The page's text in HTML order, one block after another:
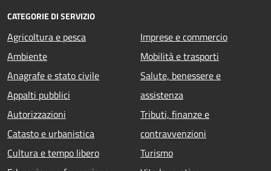
CATEGORIE DI SERVIZIO
Agricoltura e pesca
Ambiente
Anagrafe e stato civile
Appalti pubblici
Autorizzazioni
Catasto e urbanistica
Cultura e tempo libero
Imprese e commercio
Mobilità e trasporti
Salute, benessere e
assistenza
Tributi, finanze e
contravvenzioni
Turismo